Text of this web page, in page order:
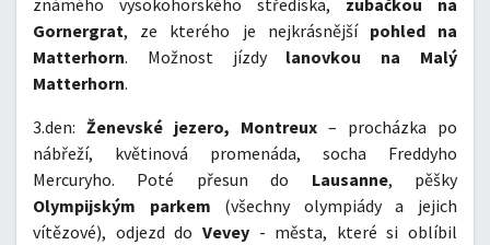
známého vysokohorského střediska, zubačkou na
Gornergrat, ze kterého je nejkrásnější pohled na
Matterhorn. Možnost jízdy lanovkou na Malý
Matterhorn.
3.den: Ženevské jezero, Montreux – procházka po
nábřeží, květinová promenáda, socha Freddyho
Mercuryho. Poté přesun do Lausanne, pěšky
Olympijským parkem (všechny olympiády a jejich
vítězové), odjezd do Vevey- města, které si oblíbil